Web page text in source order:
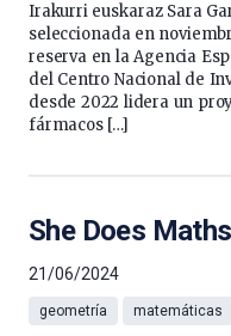
Irakurri euskaraz Sara
seleccionada en
reserva en la Agencia
del Centro Nacional de
desde 2022 lidera un
fármacos […]
She Does
21/06/2024
geometría matemáticas